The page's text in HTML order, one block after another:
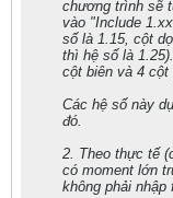
chương trình sẽ
vào "Include
số là 1.15, cột
thì hệ số là
cột biên và 4 cột
Các hệ số này
đó.
2. Theo thực tế
có moment lớn
không phải nhập